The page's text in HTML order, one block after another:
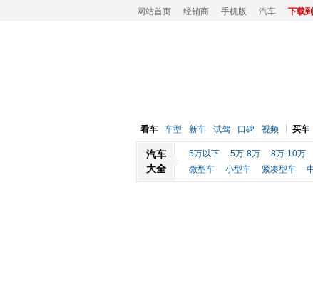
网站首页 经销商 手机版 汽车 下载
看车 车型 新车 试驾 口碑 视频 买车
汽车
大全
5万以下 5万-8万 8万-10万
微型车
小型车 紧凑型车